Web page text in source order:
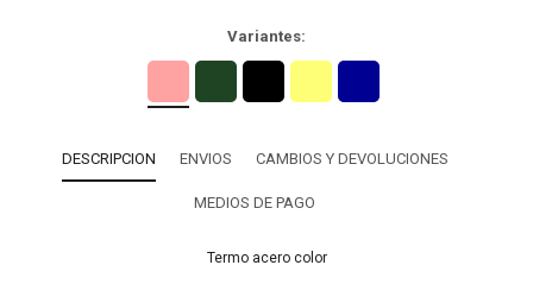
Variantes:
DESCRIPCION ENVIOS CAMBIOS Y DEVOLUCIONES
MEDIOS DE PAGO
Termo acero color